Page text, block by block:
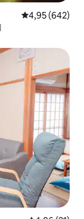
4,95 av 5 i
4,95 (642)